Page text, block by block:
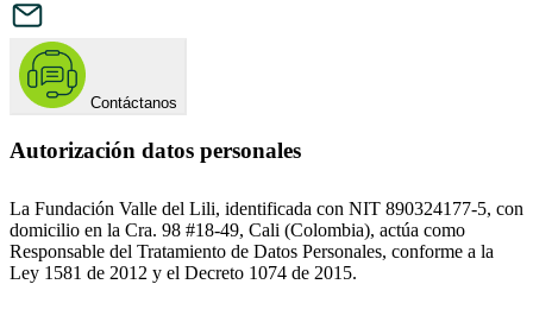
Contáctanos
Autorización datos personales
La Fundación Valle del Lili, identificada con NIT 890324177-5, con
domicilio en la Cra. 98 #18-49, Cali (Colombia), actúa como
Responsable del Tratamiento de Datos Personales, conforme a la
Ley 1581 de 2012 y el Decreto 1074 de 2015.